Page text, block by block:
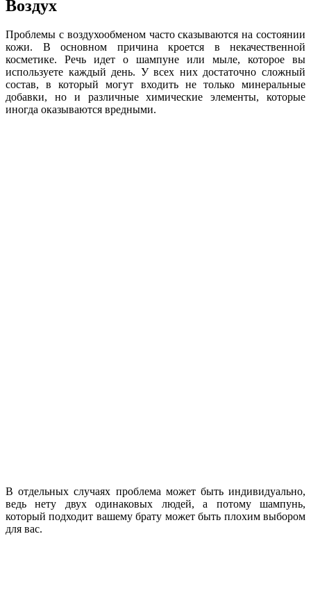
Воздух
Проблемы с воздухообменом часто сказываются на состоянии
кожи. В основном причина кроется в некачественной
косметике. Речь идет о шампуне или мыле, которое вы
используете каждый день. У всех них достаточно сложный
состав, в который могут входить не только минеральные
добавки, но и различные химические элементы, которые
иногда оказываются вредными.
В отдельных случаях проблема может быть индивидуально,
ведь нету двух одинаковых людей, а потому шампунь,
который подходит вашему брату может быть плохим выбором
для вас.